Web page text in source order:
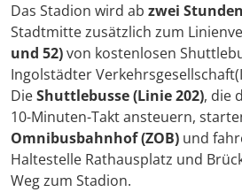
Das Stadion wird ab zwei
Stadtmitte zusätzlich zum
und 52)von kostenlosen
Ingolstädter
DieShuttlebusse (Linie 202), die
10-Minuten-Takt ansteuern,
Omnibusbahnhof (ZOB) und
Haltestelle Rathausplatz und
Weg zum Stadion.